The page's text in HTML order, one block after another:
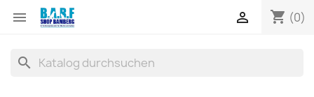
 shopping_cart (0)

search